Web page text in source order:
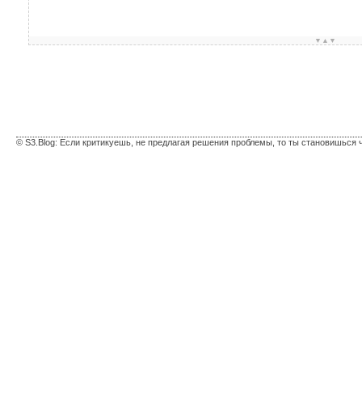
▼▲▼
© S3.Blog: Если критикуешь, не предлагая решения проблемы, то ты становишься